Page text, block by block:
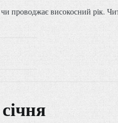
проводжає високосний рік.